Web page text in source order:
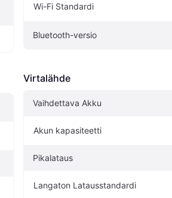
Wi-Fi Standardi
Bluetooth-versio
Virtalähde
Vaihdettava Akku
Akun kapasiteetti
Pikalataus
Langaton Latausstandardi